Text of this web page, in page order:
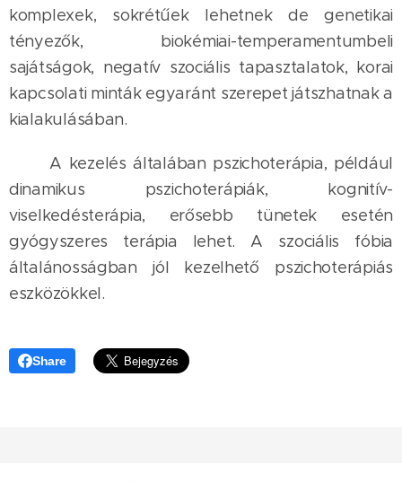
komplexek, sokrétűek lehetnek de genetikai
tényezők, biokémiai-temperamentumbeli
sajátságok, negatív szociális tapasztalatok, korai
kapcsolati minták egyaránt szerepet játszhatnak a
kialakulásában.
A kezelés általában pszichoterápia, például
dinamikus pszichoterápiák, kognitív-
viselkedésterápia, erősebb tünetek esetén
gyógyszeres terápia lehet. A szociális fóbia
általánosságban jól kezelhető pszichoterápiás
eszközökkel.
Share